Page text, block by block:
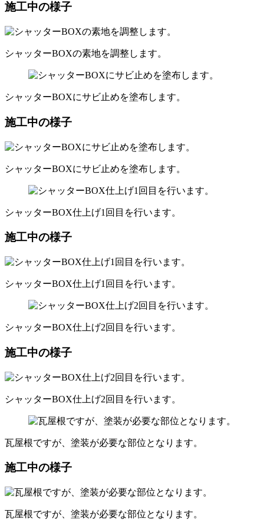
施工中の様子
シャッターBOXの素地を調整します。
シャッターBOXにサビ止めを塗布します。
施工中の様子
シャッターBOXにサビ止めを塗布します。
シャッターBOX仕上げ1回目を行います。
施工中の様子
シャッターBOX仕上げ1回目を行います。
シャッターBOX仕上げ2回目を行います。
施工中の様子
シャッターBOX仕上げ2回目を行います。
瓦屋根ですが、塗装が必要な部位となります。
施工中の様子
瓦屋根ですが、塗装が必要な部位となります。